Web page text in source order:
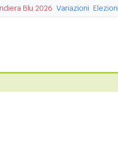
Blu 2026 Variazioni Elezioni